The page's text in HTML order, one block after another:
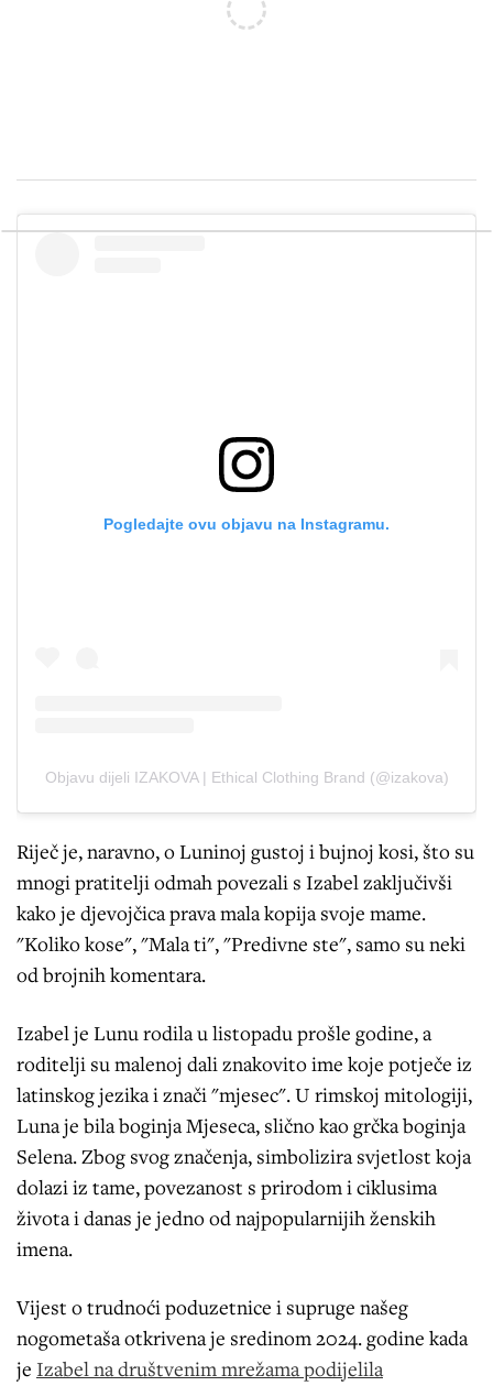
Pogledajte ovu objavu na Instagramu.
Objavu dijeli IZAKOVA | Ethical Clothing Brand (@izakova)
Riječ je, naravno, o Luninoj gustoj i bujnoj kosi, što su
mnogi pratitelji odmah povezali s Izabel zaključivši
kako je djevojčica prava mala kopija svoje mame.
"Koliko kose", "Mala ti", "Predivne ste", samo su neki
od brojnih komentara.
Izabel je Lunu rodila u listopadu prošle godine, a
roditelji su malenoj dali znakovito ime koje potječe iz
latinskog jezika i znači "mjesec". U rimskoj mitologiji,
Luna je bila boginja Mjeseca, slično kao grčka boginja
Selena. Zbog svog značenja, simbolizira svjetlost koja
dolazi iz tame, povezanost s prirodom i ciklusima
života i danas je jedno od najpopularnijih ženskih
imena.
Vijest o trudnoći poduzetnice i supruge našeg
nogometaša otkrivena je sredinom 2024. godine kada
je Izabel na društvenim mrežama podijelila